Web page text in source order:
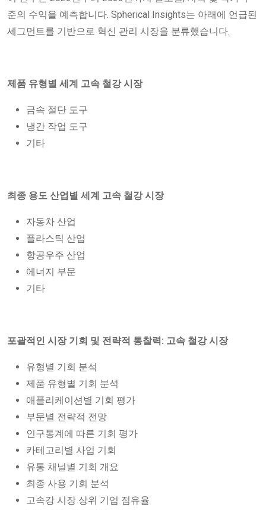
준의 수익을 예측합니다. Spherical Insights는 아래에 언급된
세그먼트를 기반으로 혁신 관리 시장을 분류했습니다.
제품 유형별 세계 고속 철강 시장
금속 절단 도구
냉간 작업 도구
기타
최종 용도 산업별 세계 고속 철강 시장
자동차 산업
플라스틱 산업
항공우주 산업
에너지 부문
기타
포괄적인 시장 기회 및 전략적 통찰력: 고속 철강 시장
유형별 기회 분석
제품 유형별 기회 분석
애플리케이션별 기회 평가
부문별 전략적 전망
인구통계에 따른 기회 평가
카테고리별 사업 기회
유통 채널별 기회 개요
최종 사용 기회 분석
고속강 시장 상위 기업 점유율